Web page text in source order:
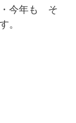
今年も　そ
。